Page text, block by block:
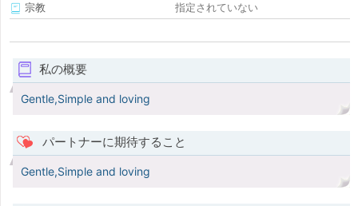
宗教
指定されていない
私の概要
Gentle,Simple and loving
パートナーに期待すること
Gentle,Simple and loving